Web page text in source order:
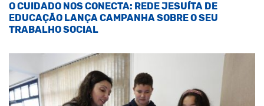
O CUIDADO NOS CONECTA: REDE JESUÍTA DE
EDUCAÇÃO LANÇA CAMPANHA SOBRE O SEU
TRABALHO SOCIAL